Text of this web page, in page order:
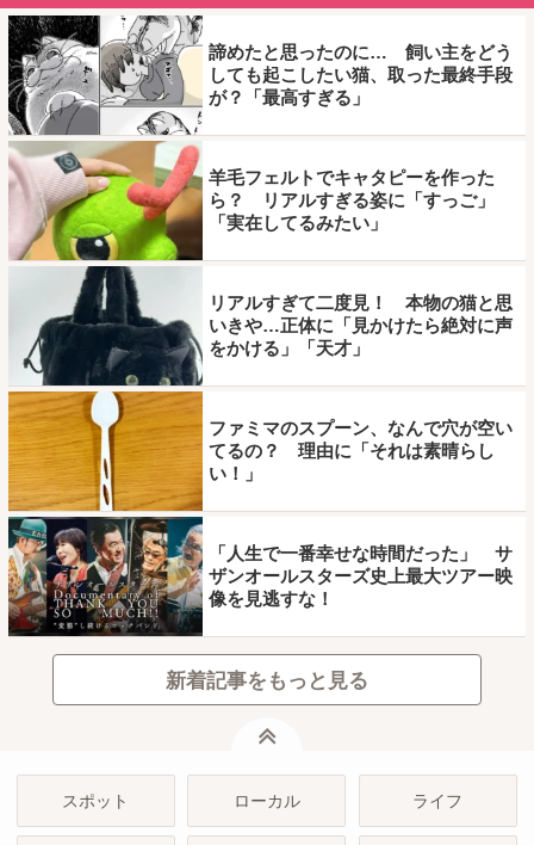
諦めたと思ったのに… 飼い主をどう
しても起こしたい猫、取った最終手段
が？「最高すぎる」
羊毛フェルトでキャタピーを作った
ら？ リアルすぎる姿に「すっご」
「実在してるみたい」
リアルすぎて二度見！ 本物の猫と思
いきや…正体に「見かけたら絶対に声
をかける」「天才」
ファミマのスプーン、なんで穴が空い
てるの？ 理由に「それは素晴らし
い！」
「人生で一番幸せな時間だった」 サ
ザンオールスターズ史上最大ツアー映
像を見逃すな！
新着記事をもっと見る
スポット ローカル ライフ